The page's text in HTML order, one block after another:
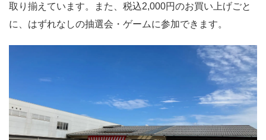
取り揃えています。また、税込2,000円のお買い上げごと
に、はずれなしの抽選会・ゲームに参加できます。